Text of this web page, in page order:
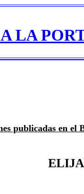
LA
publicadas en el